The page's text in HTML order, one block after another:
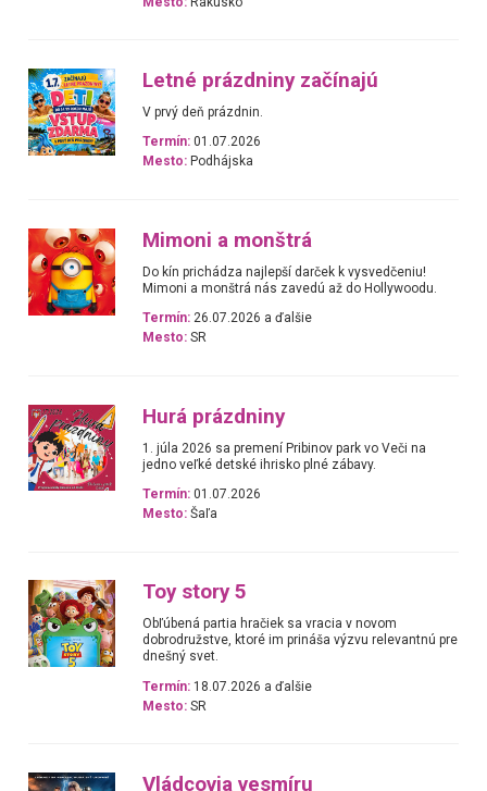
Letné prázdniny začínajú
V prvý deň prázdnin.
Termín: 01.07.2026
Mesto: Podhájska
Mimoni a monštrá
Do kín prichádza najlepší darček k vysvedčeniu!
Mimoni a monštrá nás zavedú až do Hollywoodu.
Termín: 26.07.2026 a ďalšie
Mesto: SR
Hurá prázdniny
1. júla 2026 sa premení Pribinov park vo Veči na
jedno veľké detské ihrisko plné zábavy.
Termín: 01.07.2026
Mesto: Šaľa
Toy story 5
Obľúbená partia hračiek sa vracia v novom
dobrodružstve, ktoré im prináša výzvu relevantnú pre
dnešný svet.
Termín: 18.07.2026 a ďalšie
Mesto: SR
Vládcovia vesmíru